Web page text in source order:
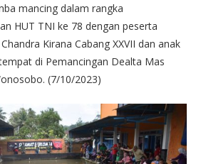
mancing dalam rangka
HUT TNI ke 78 dengan peserta
Kirana Cabang XXVII dan anak
di Pemancingan Dealta Mas
(7/10/2023)